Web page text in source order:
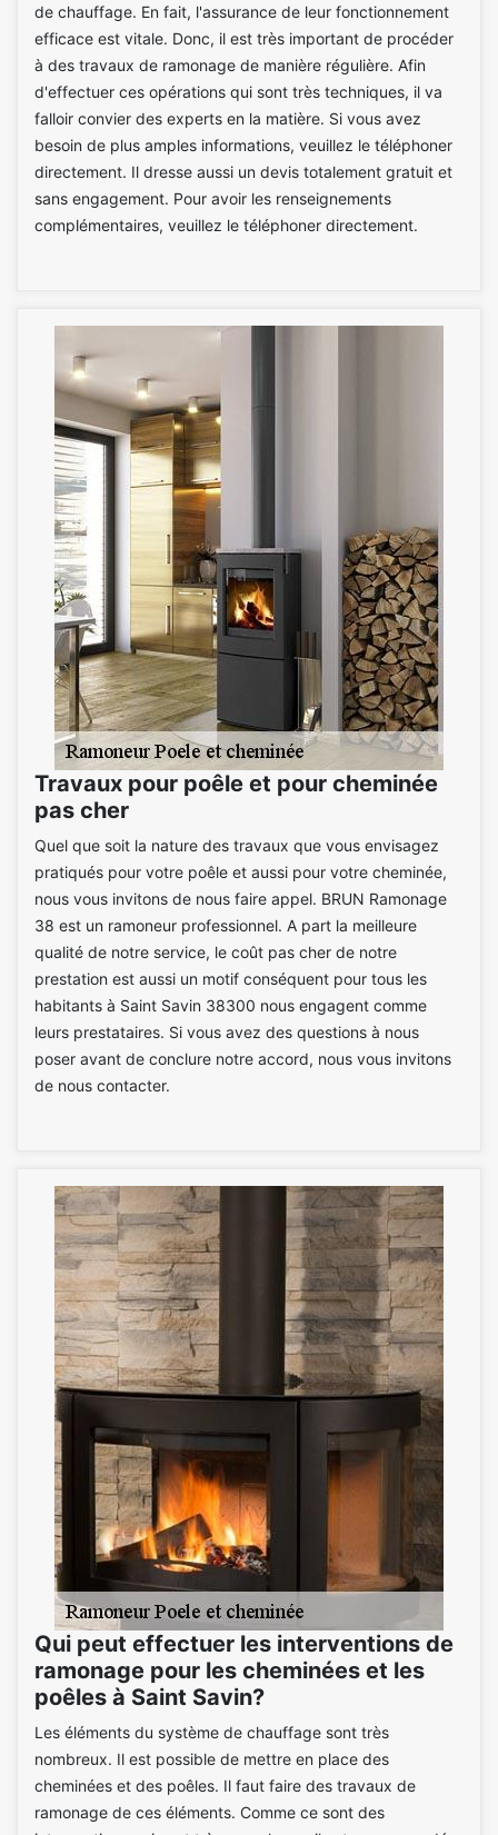
de chauffage. En fait, l'assurance de leur fonctionnement
efficace est vitale. Donc, il est très important de procéder
à des travaux de ramonage de manière régulière. Afin
d'effectuer ces opérations qui sont très techniques, il va
falloir convier des experts en la matière. Si vous avez
besoin de plus amples informations, veuillez le téléphoner
directement. Il dresse aussi un devis totalement gratuit et
sans engagement. Pour avoir les renseignements
complémentaires, veuillez le téléphoner directement.
Travaux pour poêle et pour cheminée
pas cher
Quel que soit la nature des travaux que vous envisagez
pratiqués pour votre poêle et aussi pour votre cheminée,
nous vous invitons de nous faire appel. BRUN Ramonage
38 est un ramoneur professionnel. A part la meilleure
qualité de notre service, le coût pas cher de notre
prestation est aussi un motif conséquent pour tous les
habitants à Saint Savin 38300 nous engagent comme
leurs prestataires. Si vous avez des questions à nous
poser avant de conclure notre accord, nous vous invitons
de nous contacter.
Qui peut effectuer les interventions de
ramonage pour les cheminées et les
poêles à Saint Savin?
Les éléments du système de chauffage sont très
nombreux. Il est possible de mettre en place des
cheminées et des poêles. Il faut faire des travaux de
ramonage de ces éléments. Comme ce sont des